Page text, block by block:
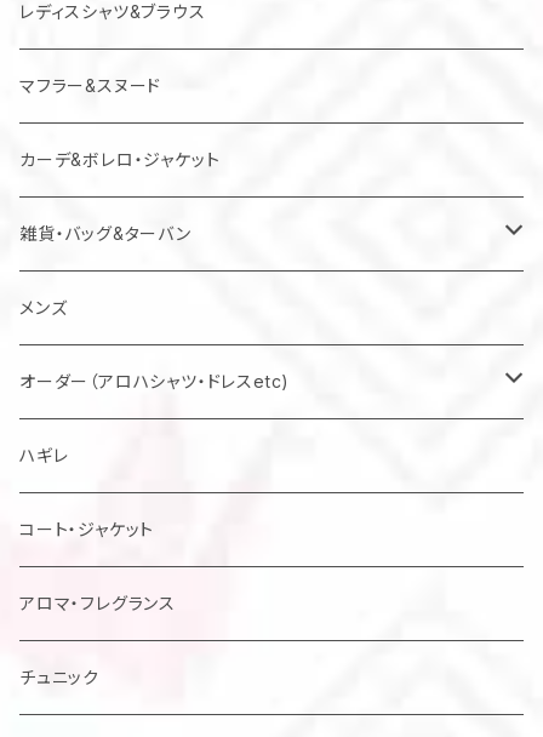
レディスシャツ&ブラウス
マフラー&スヌード
カーデ&ボレロ・ジャケット
雑貨・バッグ&ターバン
バッグ
マスク
メンズ
オーダー（アロハシャツ・ドレスetc)
メンズアロハシャツ他
レディスドレス・シャツ他
ハギレ
コート・ジャケット
アロマ・フレグランス
チュニック